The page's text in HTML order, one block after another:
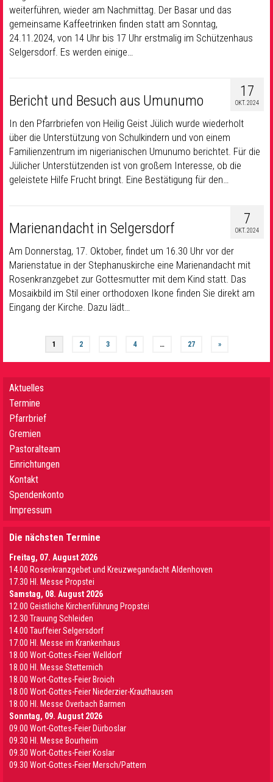
weiterführen, wieder am Nachmittag. Der Basar und das
gemeinsame Kaffeetrinken finden statt am Sonntag,
24.11.2024, von 14 Uhr bis 17 Uhr erstmalig im Schützenhaus
Selgersdorf. Es werden einige…
17
OKT. 2024
Bericht und Besuch aus Umunumo
In den Pfarrbriefen von Heilig Geist Jülich wurde wiederholt
über die Unterstützung von Schulkindern und von einem
Familienzentrum im nigerianischen Umunumo berichtet. Für die
Jülicher Unterstützenden ist von großem Interesse, ob die
geleistete Hilfe Frucht bringt. Eine Bestätigung für den…
7
OKT. 2024
Marienandacht in Selgersdorf
Am Donnerstag, 17. Oktober, findet um 16.30 Uhr vor der
Marienstatue in der Stephanuskirche eine Marienandacht mit
Rosenkranzgebet zur Gottesmutter mit dem Kind statt. Das
Mosaikbild im Stil einer orthodoxen Ikone finden Sie direkt am
Eingang der Kirche. Dazu lädt…
1 2 3 4 … 27 »
Aktuelles
Termine
Pfarrbrief
Gremien
Pastoralteam
Einrichtungen
Kontakt
Spendenkonto
Impressum
Die nächsten Termine
Freitag, 07. August 2026
14.00 Rosenkranzgebet und Kreuzwegandacht Aldenhoven
17.30 Hl. Messe Propstei
Samstag, 08. August 2026
12.00 Geistliche Kirchenführung Propstei
12.30 Trauung Schleiden
14.00 Tauffeier Selgersdorf
17.00 Hl. Messe im Krankenhaus
18.00 Wort-Gottes-Feier Welldorf
18.00 Hl. Messe Stetternich
18.00 Wort-Gottes-Feier Broich
18.00 Wort-Gottes-Feier Niederzier-Krauthausen
18.00 Hl. Messe Overbach Barmen
Sonntag, 09. August 2026
09.00 Wort-Gottes-Feier Dürboslar
09.30 HI. Messe Bourheim
09.30 Wort-Gottes-Feier Koslar
09.30 Wort-Gottes-Feier Mersch/Pattern